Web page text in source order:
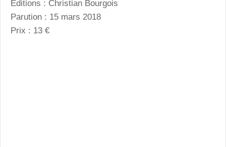
Editions : Christian Bourgois
Parution : 15 mars 2018
Prix : 13 €